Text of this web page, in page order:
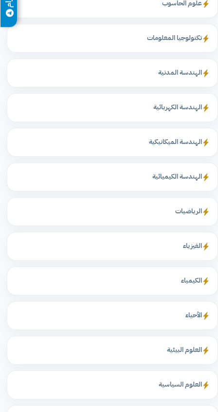
علوم الحاسوب
تكنولوجيا المعلومات
الهندسة المدنية
الهندسة الكهربائية
الهندسة الميكانيكية
الهندسة الكيميائية
الرياضيات
الفيزياء
الكيمياء
الأحياء
العلوم البيئية
العلوم السياسية